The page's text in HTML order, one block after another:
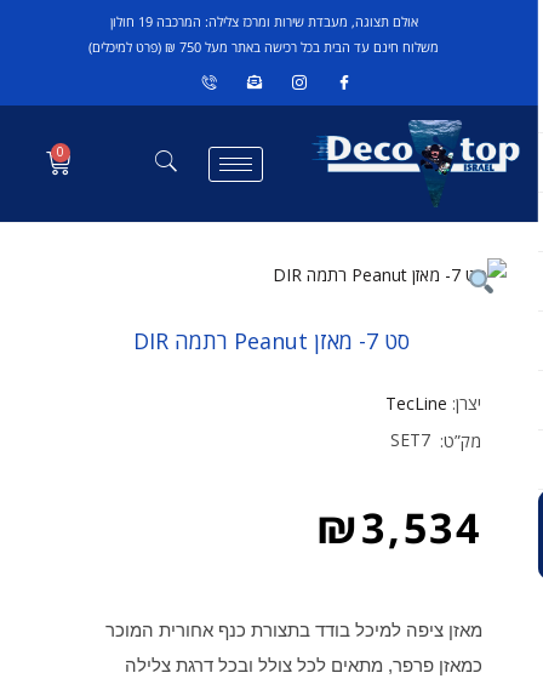
אולם תצוגה, מעבדת שירות ומרכז צלילה: המרכבה 19 חולון
משלוח חינם עד הבית בכל רכישה באתר מעל 750 ₪ (פרט למיכלים)
0
סט 7- מאזן Peanut רתמה DIR
יצרן: TecLine
מק”ט:
SET7
₪3,534
מאזן ציפה למיכל בודד בתצורת כנף אחורית המוכר
כמאזן פרפר, מתאים לכל צולל ובכל דרגת צלילה